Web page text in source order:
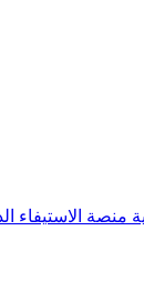
منصة الاستيفاء